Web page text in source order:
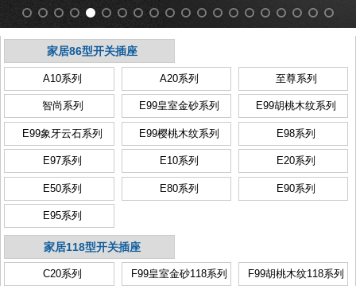
家居86型开关插座
A10系列 A20系列 至尊系列
智尚系列 E99皇室金砂系列 E99胡桃木纹系列
E99象牙云石系列 E99樱桃木纹系列 E98系列
E97系列 E10系列 E20系列
E50系列 E80系列 E90系列
E95系列
家居118型开关插座
C20系列 F99皇室金砂118系列 F99胡桃木纹118系列